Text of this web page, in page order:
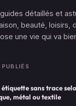
détaillés et
beauté, loisirs,
une vie qui va
sans trace
métal ou textile